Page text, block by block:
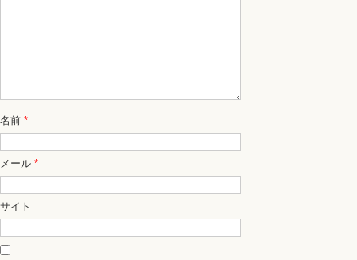
名前 *
メール *
サイト